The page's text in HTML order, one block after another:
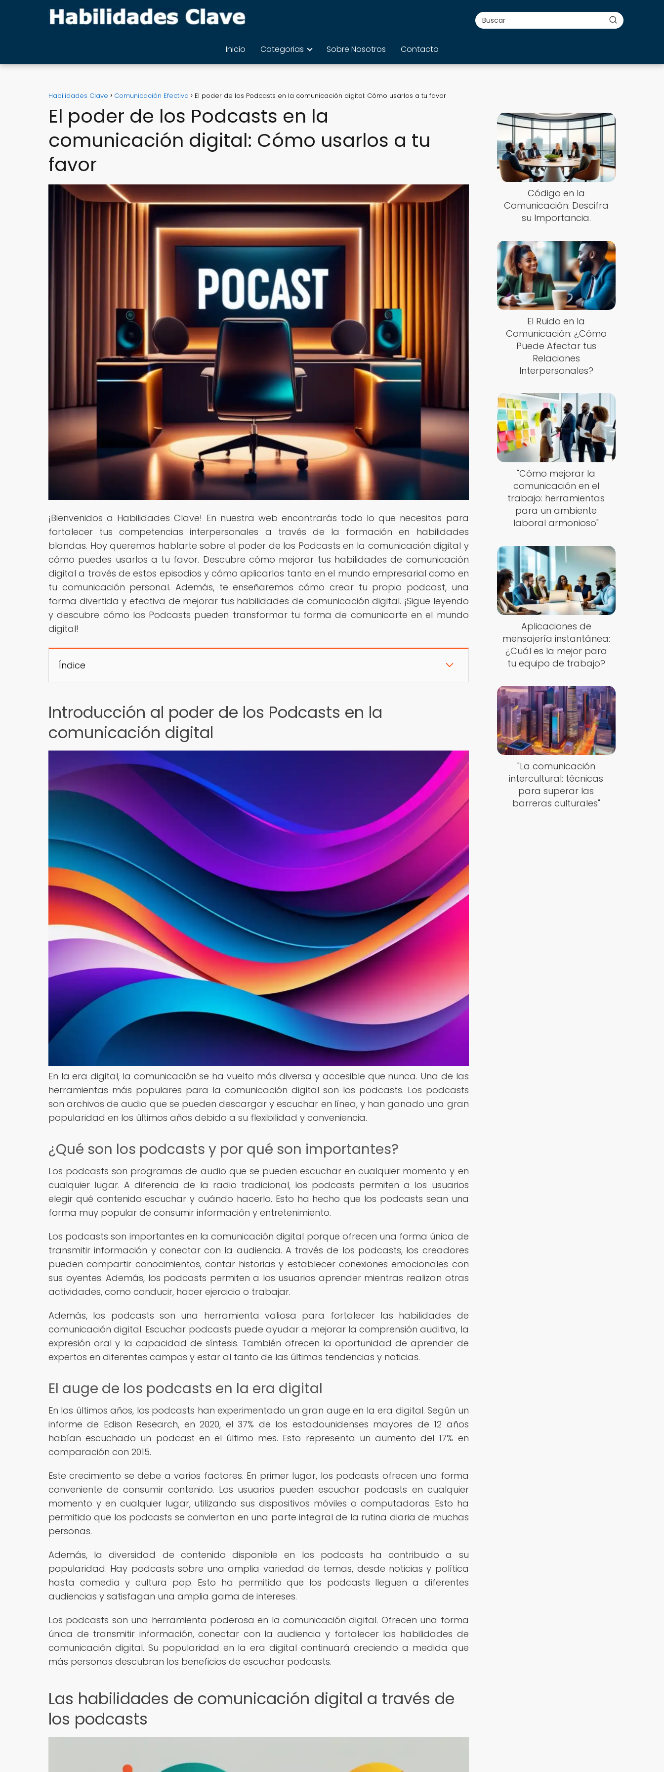
Inicio Categorias Sobre Nosotros Contacto
Habilidades Clave Comunicación Efectiva El poder de los Podcasts en la comunicación digital: Cómo usarlos a tu favor
El poder de los Podcasts en la
comunicación digital: Cómo usarlos a tu
favor
¡Bienvenidos a Habilidades Clave! En nuestra web encontrarás todo lo que necesitas para
fortalecer tus competencias interpersonales a través de la formación en habilidades
blandas. Hoy queremos hablarte sobre el poder de los Podcasts en la comunicación digital y
cómo puedes usarlos a tu favor. Descubre cómo mejorar tus habilidades de comunicación
digital a través de estos episodios y cómo aplicarlos tanto en el mundo empresarial como en
tu comunicación personal. Además, te enseñaremos cómo crear tu propio podcast, una
forma divertida y efectiva de mejorar tus habilidades de comunicación digital. ¡Sigue leyendo
y descubre cómo los Podcasts pueden transformar tu forma de comunicarte en el mundo
digital!
Índice
Introducción al poder de los Podcasts en la
comunicación digital
En la era digital, la comunicación se ha vuelto más diversa y accesible que nunca. Una de las
herramientas más populares para la comunicación digital son los podcasts. Los podcasts
son archivos de audio que se pueden descargar y escuchar en línea, y han ganado una gran
popularidad en los últimos años debido a su flexibilidad y conveniencia.
¿Qué son los podcasts y por qué son importantes?
Los podcasts son programas de audio que se pueden escuchar en cualquier momento y en
cualquier lugar. A diferencia de la radio tradicional, los podcasts permiten a los usuarios
elegir qué contenido escuchar y cuándo hacerlo. Esto ha hecho que los podcasts sean una
forma muy popular de consumir información y entretenimiento.
Los podcasts son importantes en la comunicación digital porque ofrecen una forma única de
transmitir información y conectar con la audiencia. A través de los podcasts, los creadores
pueden compartir conocimientos, contar historias y establecer conexiones emocionales con
sus oyentes. Además, los podcasts permiten a los usuarios aprender mientras realizan otras
actividades, como conducir, hacer ejercicio o trabajar.
Además, los podcasts son una herramienta valiosa para fortalecer las habilidades de
comunicación digital. Escuchar podcasts puede ayudar a mejorar la comprensión auditiva, la
expresión oral y la capacidad de síntesis. También ofrecen la oportunidad de aprender de
expertos en diferentes campos y estar al tanto de las últimas tendencias y noticias.
El auge de los podcasts en la era digital
En los últimos años, los podcasts han experimentado un gran auge en la era digital. Según un
informe de Edison Research, en 2020, el 37% de los estadounidenses mayores de 12 años
habían escuchado un podcast en el último mes. Esto representa un aumento del 17% en
comparación con 2015.
Este crecimiento se debe a varios factores. En primer lugar, los podcasts ofrecen una forma
conveniente de consumir contenido. Los usuarios pueden escuchar podcasts en cualquier
momento y en cualquier lugar, utilizando sus dispositivos móviles o computadoras. Esto ha
permitido que los podcasts se conviertan en una parte integral de la rutina diaria de muchas
personas.
Además, la diversidad de contenido disponible en los podcasts ha contribuido a su
popularidad. Hay podcasts sobre una amplia variedad de temas, desde noticias y política
hasta comedia y cultura pop. Esto ha permitido que los podcasts lleguen a diferentes
audiencias y satisfagan una amplia gama de intereses.
Los podcasts son una herramienta poderosa en la comunicación digital. Ofrecen una forma
única de transmitir información, conectar con la audiencia y fortalecer las habilidades de
comunicación digital. Su popularidad en la era digital continuará creciendo a medida que
más personas descubran los beneficios de escuchar podcasts.
Las habilidades de comunicación digital a través de
los podcasts
Código en la
Comunicación: Descifra
su Importancia.
El Ruido en la
Comunicación: ¿Cómo
Puede Afectar tus
Relaciones
Interpersonales?
"Cómo mejorar la
comunicación en el
trabajo: herramientas
para un ambiente
laboral armonioso"
Aplicaciones de
mensajería instantánea:
¿Cuál es la mejor para
tu equipo de trabajo?
"La comunicación
intercultural: técnicas
para superar las
barreras culturales"